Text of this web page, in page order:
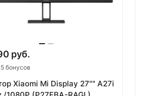
руб.
бонусов
Xiaomi Mi Display 27"" A27i